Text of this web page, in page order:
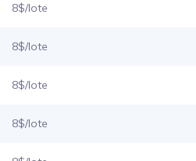
8$/lote
8$/lote
8$/lote
8$/lote